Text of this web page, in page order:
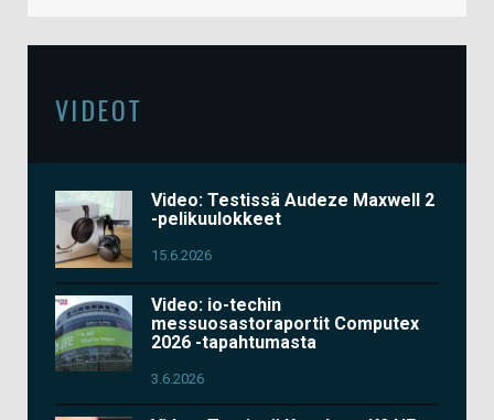
VIDEOT
Video: Testissä Audeze Maxwell 2
-pelikuulokkeet
15.6.2026
Video: io-techin
messuosastoraportit Computex
2026 -tapahtumasta
3.6.2026